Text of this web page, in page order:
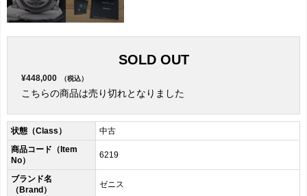
SOLD OUT
¥448,000 （税込）
こちらの商品は売り切れとなりました
状態（Class）
中古
商品コード（Item
No）
6219
ブランド名
（Brand）
ゼニス